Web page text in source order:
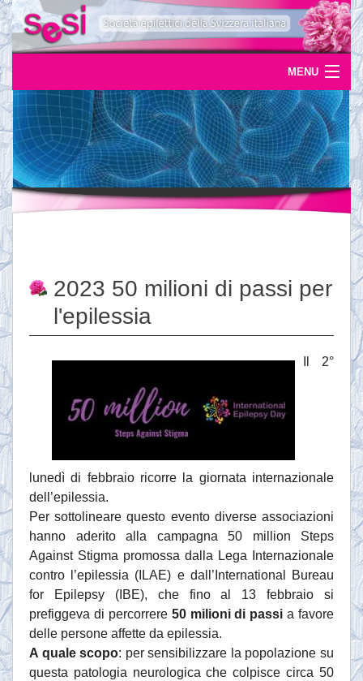
MENU
Home
Uscite
Eventi
News
Servizi
Documentazione
Ordinazioni
2023 50 milioni di passi per
l'epilessia
Il 2°
lunedì di febbraio ricorre la giornata internazionale
dell’epilessia.
Per sottolineare questo evento diverse associazioni
hanno aderito alla campagna 50 million Steps
Against Stigma promossa dalla Lega Internazionale
contro l’epilessia (ILAE) e dall’International Bureau
for Epilepsy (IBE), che fino al 13 febbraio si
prefiggeva di percorrere 50 milioni di passi a favore
delle persone affette da epilessia.
A quale scopo: per sensibilizzare la popolazione su
questa patologia neurologica che colpisce circa 50